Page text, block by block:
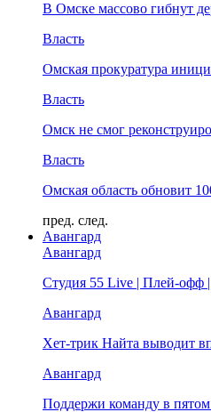
В Омске массово гибнут
Власть
Омская прокуратура
Власть
Омск не смог
Власть
Омская область обновит
пред. след.
Авангард
Авангард
Студия 55 Live | Плей-офф
Авангард
Хет-трик Найта выводит
Авангард
Поддержи команду в